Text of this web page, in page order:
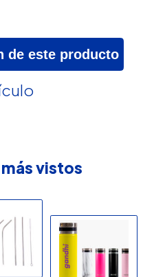
de este producto
vistos